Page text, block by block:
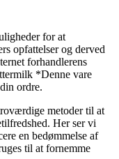
for at
opfattelser og derved
forhandlerens
*Denne vare
ordre.
metoder til at
Her ser vi
en bedømmelse af
til at fornemme